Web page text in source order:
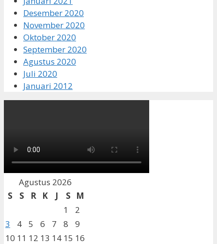
Desember 2020
November 2020
Oktober 2020
September 2020
Agustus 2020
Juli 2020
Januari 2012
Agustus 2026
S
S R K J S
M
1
2
3
4 5 6 7 8
9
10 11 12 13 14 15 16